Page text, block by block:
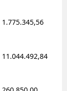
1.775.345,56
11.044.492,84